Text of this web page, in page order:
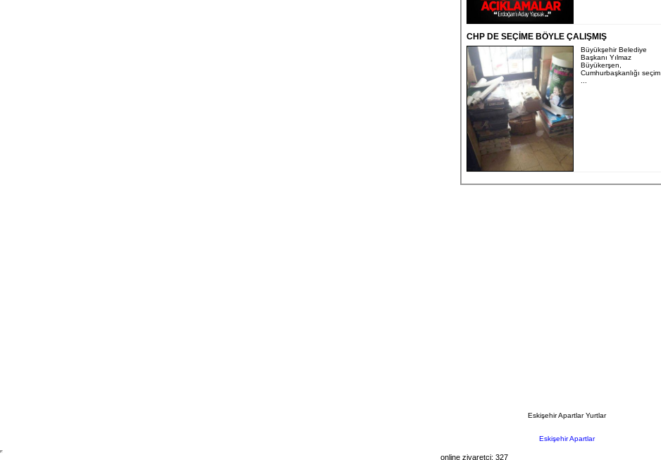
CHP DE SEÇİME BÖYLE ÇALIŞMIŞ
Büyükşehir Belediye
Başkanı Yılmaz
Büyükerşen,
Cumhurbaşkanlığı seçim
Eskişehir Apartlar Yurtlar
Eskişehir Apartlar
online ziyaretçi: 327